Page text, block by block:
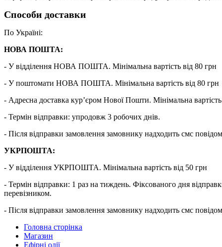
Способи доставки
По Україні:
НОВА ПОШТА:
- У відділення НОВА ПОШТА. Мінімальна вартість від 80 грн
- У поштомати НОВА ПОШТА. Мінімальна вартість від 80 грн
- Адресна доставка кур’єром Нової Пошти. Мінімальна вартість
- Термін відправки: упродовж 3 робочих днів.
- Після відправки замовлення замовнику надходить смс
УКРПОШТА:
- У відділення УКРПОШТА. Мінімальна вартість від 50 грн
- Термін відправки: 1 раз на тиждень. Фіксованого дня
перевізником.
- Після відправки замовлення замовнику надходить смс
Головна сторінка
Магазин
Ефірні олії